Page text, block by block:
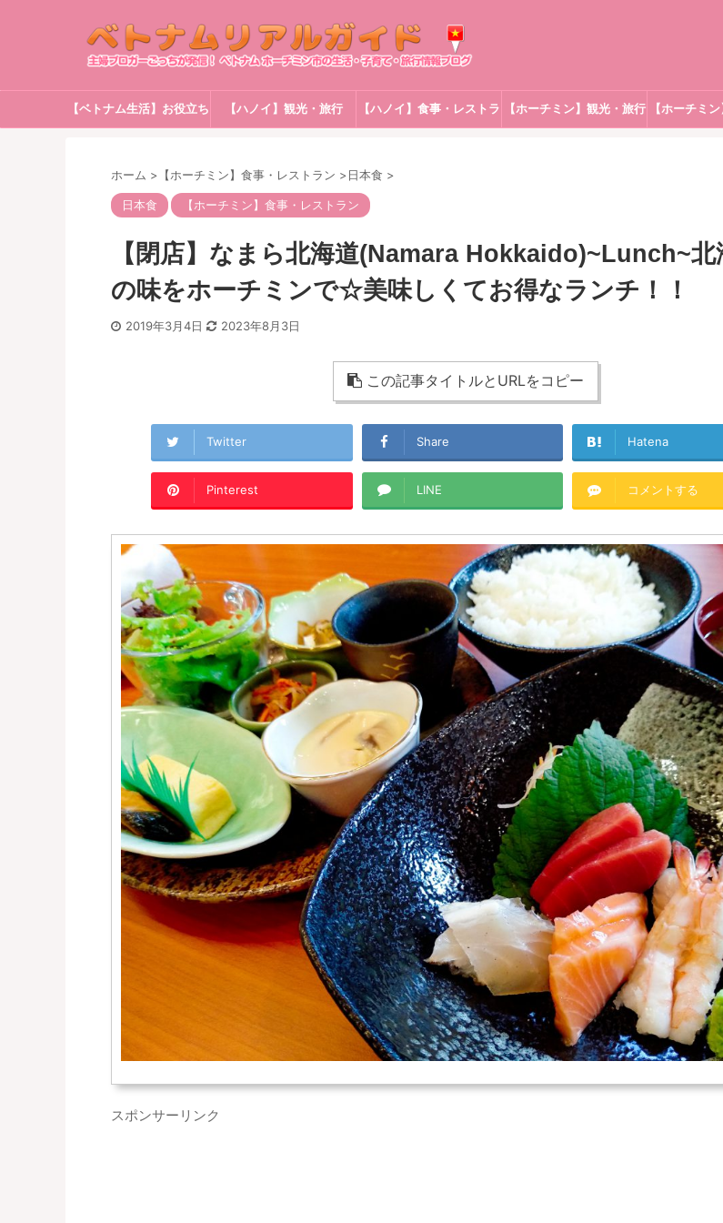
【ベトナム生活】お役立ち 【ハノイ】観光・旅行 【ハノイ】食事・レストラ 【ホーチミン】観光・旅行 【ホーチミ
ホーム > 【ホーチミン】食事・レストラン >日本食 >
日本食 【ホーチミン】食事・レストラン
【閉店】なまら北海道(Namara Hokkaido)~Lunch~北
の味をホーチミンで☆美味しくてお得なランチ！！
2019年3月4日 2023年8月3日
この記事タイトルとURLをコピー
Twitter Share Hatena
Pinterest LINE コメントする
スポンサーリンク